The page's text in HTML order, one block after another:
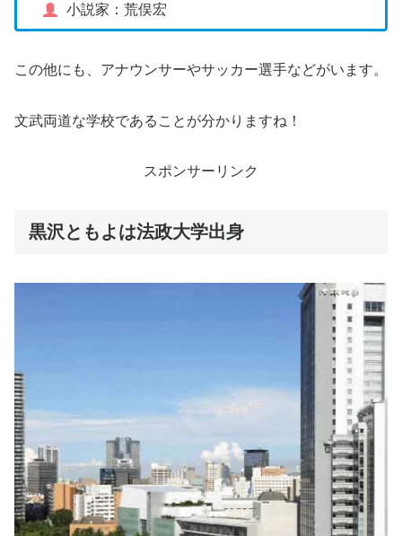
小説家：荒俣宏
この他にも、アナウンサーやサッカー選手などがいます。
文武両道な学校であることが分かりますね！
スポンサーリンク
黒沢ともよは法政大学出身